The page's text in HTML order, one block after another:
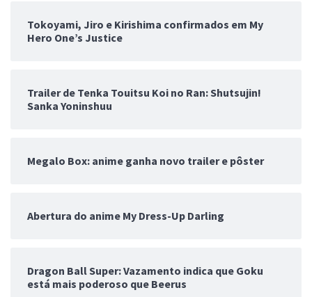
Tokoyami, Jiro e Kirishima confirmados em My
Hero One’s Justice
Trailer de Tenka Touitsu Koi no Ran: Shutsujin!
Sanka Yoninshuu
Megalo Box: anime ganha novo trailer e pôster
Abertura do anime My Dress-Up Darling
Dragon Ball Super: Vazamento indica que Goku
está mais poderoso que Beerus